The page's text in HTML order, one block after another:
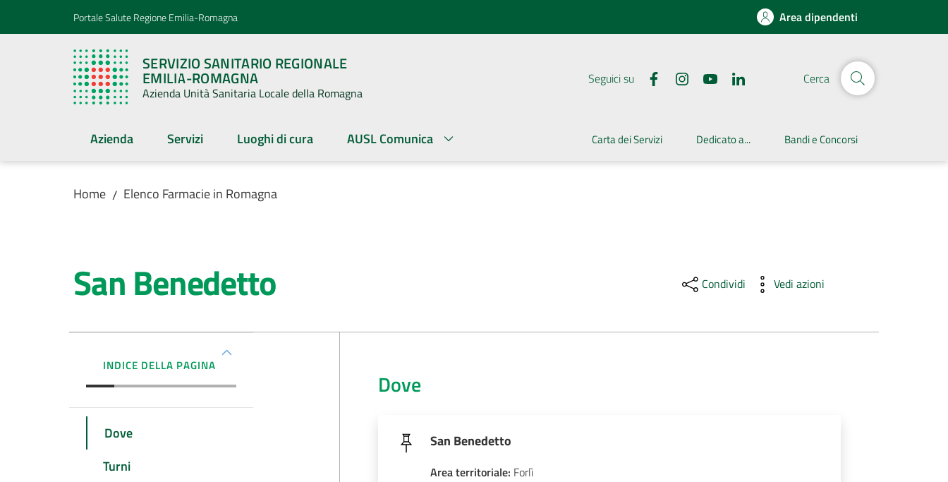
Vai al contenuto
Vai alla navigazionePortale Salute Regione Emilia-Romagna Area dipendenti
SERVIZIO SANITARIO REGIONALE
EMILIA-ROMAGNA
Azienda Unità Sanitaria Locale della Romagna
Seguici su Cerca
Azienda Servizi Luoghi di cura AUSL Comunica Carta dei Servizi Dedicato a... Bandi e Concorsi
Home / Elenco Farmacie in Romagna
San Benedetto Condividi Vedi azioni
INDICE DELLA PAGINA
Dove
Turni
Dove
San Benedetto
Area territoriale: Forlì